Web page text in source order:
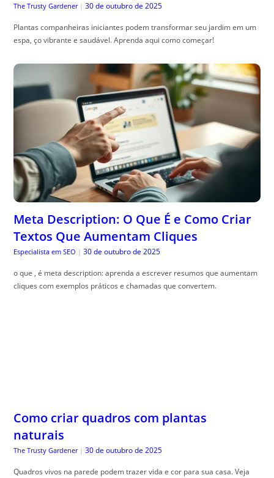
The Trusty Gardener | 30 de outubro de 2025
Plantas companheiras iniciantes podem transformar seu jardim em um
espa, ço vibrante e saudável. Aprenda aqui como começar!
Meta Description: O Que É e Como Criar
Textos Que Aumentam Cliques
Especialista em SEO | 30 de outubro de 2025
o que , é meta description: aprenda a escrever resumos que aumentam
cliques com exemplos práticos e chamadas que convertem.
Como criar quadros com plantas
naturais
The Trusty Gardener | 30 de outubro de 2025
Quadros vivos na parede podem trazer vida e cor para sua casa. Veja